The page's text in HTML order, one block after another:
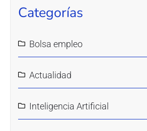
Categorías
Bolsa empleo
Actualidad
Inteligencia Artificial